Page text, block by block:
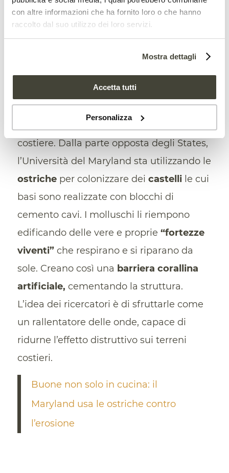
con altre informazioni che ha fornito loro o che hanno
raccolto dal suo utilizzo dei loro servizi.
Mostra dettagli
Accetta tutti
Personalizza
catastrofici. FONTE: FAO, 2023.
Lontre ma non solo…
Le lontre di mare non sono l’unico
utilizzare per tenere sotto controllo o
quantomeno rallentare il pericoloso
fenomeno dell’erosione delle fasce
costiere. Dalla parte opposta degli States,
l’Università del Maryland sta utilizzando le
ostricheper colonizzare dei castellile cui
basi sono realizzate con blocchi di
cemento cavi. I molluschi li riempono
edificando delle vere e proprie “fortezze
viventi”che respirano e si riparano da
sole. Creano così una barriera corallina
artificiale, cementando la struttura.
L’idea dei ricercatori è di sfruttarle come
un rallentatore delle onde, capace di
ridurne l’effetto distruttivo sui terreni
costieri.
Buone non solo in cucina: il
Maryland usa le ostriche contro
l’erosione